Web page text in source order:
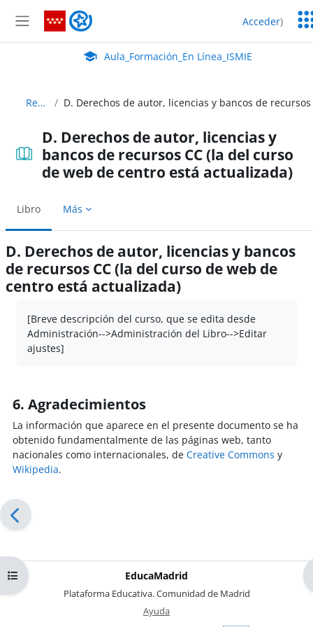
Panel lateral
Aula_Formación_En Línea_ISMIE Acceder)
Aula Virtual de EducaMadrid:
Aula_Formación_En Línea_ISMIE
Abrir índice del curso
Recursos
D. Derechos de autor, licencias y
bancos de recursos CC (la del curso
de web de centro está actualizada)
Libro Más
D. Derechos de autor, licencias y bancos
de recursos CC (la del curso de web de
centro está actualizada)
[Breve descripción del curso, que se edita desde
Administración-->Administración del Libro-->Editar
ajustes]
6. Agradecimientos
La información que aparece en el presente documento se ha
obtenido fundamentalmente de las páginas web, tanto
nacionales como internacionales, de Creative Commons y
Wikipedia.
EducaMadrid
Plataforma Educativa. Comunidad de Madrid
Ayuda